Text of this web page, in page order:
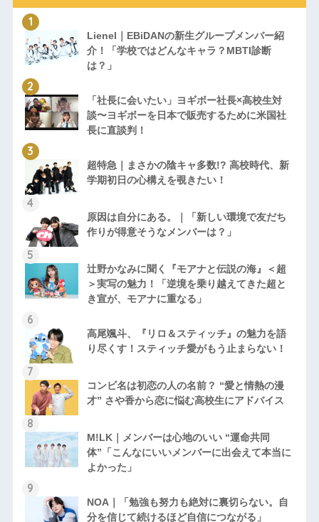
Lienel｜EBiDANの新生グループメンバー紹
介！「学校ではどんなキャラ？MBTI診断
は？」
「社長に会いたい」ヨギボー社長×高校生対
談〜ヨギボーを日本で販売するために米国社
長に直談判！
超特急｜まさかの陰キャ多数!? 高校時代、新
学期初日の心構えを覗きたい！
原因は自分にある。｜「新しい環境で友だち
作りが得意そうなメンバーは？」
辻野かなみに聞く『モアナと伝説の海』＜超
＞実写の魅力！「逆境を乗り越えてきた超と
き宣が、モアナに重なる」
高尾颯斗、『リロ＆スティッチ』の魅力を語
り尽くす！スティッチ愛がもう止まらない！
コンビ名は初恋の人の名前？ “愛と情熱の漫
才” さや香から恋に悩む高校生にアドバイス
M!LK｜メンバーは心地のいい “運命共同
体”「こんなにいいメンバーに出会えて本当に
よかった」
NOA｜「勉強も努力も絶対に裏切らない。自
分を信じて続けるほど自信につながる」